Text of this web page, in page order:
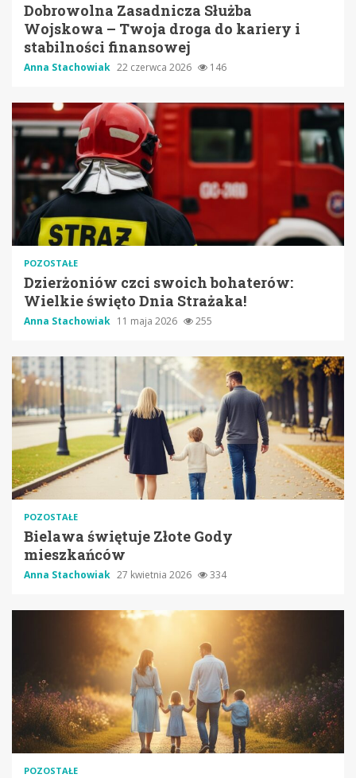
Dobrowolna Zasadnicza Służba
Wojskowa – Twoja droga do kariery i
stabilności finansowej
Anna Stachowiak 22 czerwca 2026 146
POZOSTAŁE
Dzierżoniów czci swoich bohaterów:
Wielkie święto Dnia Strażaka!
Anna Stachowiak 11 maja 2026 255
POZOSTAŁE
Bielawa świętuje Złote Gody
mieszkańców
Anna Stachowiak 27 kwietnia 2026 334
POZOSTAŁE